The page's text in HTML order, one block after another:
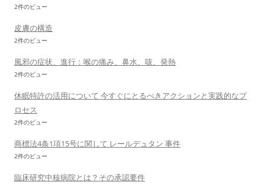
2件のビュー
皮膚の構造
2件のビュー
風邪の症状、進行：喉の痛み、鼻水、咳、発熱
2件のビュー
休眠特許の活用について 今すぐにとるべきアクションと実践的なプ
ロセス
2件のビュー
商標法4条1項15号に関して レールデュタン 事件
2件のビュー
臨床研究中核病院とは？その承認要件